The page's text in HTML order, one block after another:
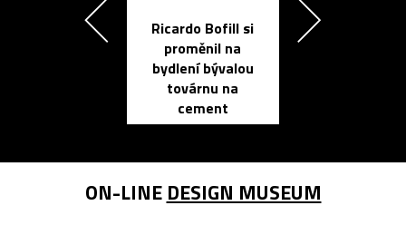
Ricardo Bofill si
proměnil na
bydlení bývalou
továrnu na
cement
ON-LINE DESIGN MUSEUM